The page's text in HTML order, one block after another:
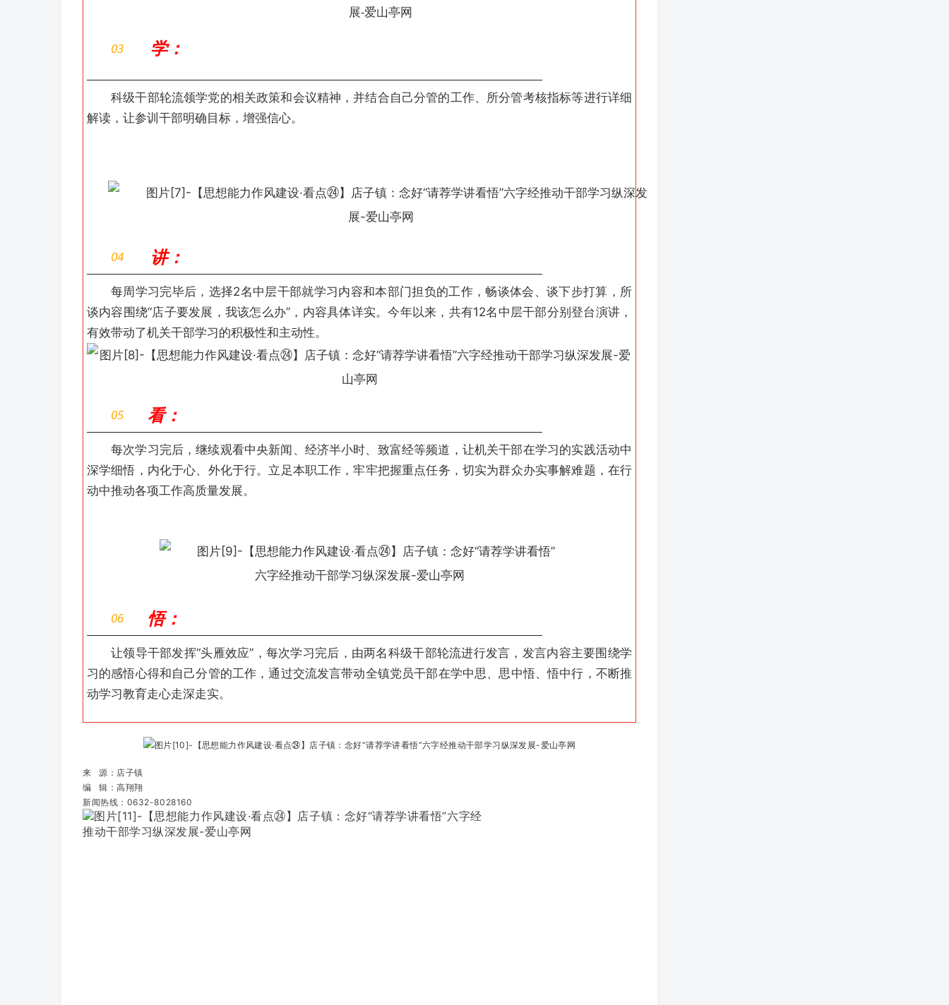
03 学：
科级干部轮流领学党的相关政策和会议精神，并结合自己分管的工作、所分管考核指标等进行详细
解读，让参训干部明确目标，增强信心。
04 讲：
每周学习完毕后，选择2名中层干部就学习内容和本部门担负的工作，畅谈体会、谈下步打算，所
谈内容围绕“店子要发展， 我该怎么办”，内容具体详实。今年以来，共有12名中层干部分别登台演讲，
有效带动了机关干部学习的积极性和主动性。
05 看：
每次学习完后，继续观看中央新闻、经济半小时、致富经等频道，让机关干部在学习的实践活动中
深学细悟，内化于心、外化于行。立足本职工作，牢牢把握重点任务，切实为群众办实事解难题，在行
动中推动各项工作高质量发展。
06 悟：
让领导干部发挥“头雁效应”，每次学习完后，由两名科级干部轮流进行发言，发言内容主要围绕学
习的感悟心得和自己分管的工作，通过交流发言带动全镇党员干部在学中思、思中悟、悟中行，不断推
动学习教育走心走深走实。
来 源：店子镇
编 辑：高翔翔
新闻热线：0632-8028160